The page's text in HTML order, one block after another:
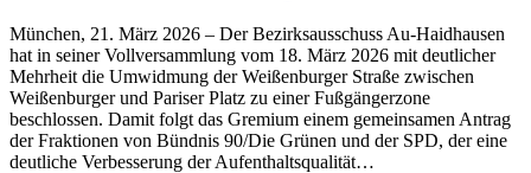
München, 21. März 2026 – Der Bezirksausschuss Au-Haidhausen
hat in seiner Vollversammlung vom 18. März 2026 mit deutlicher
Mehrheit die Umwidmung der Weißenburger Straße zwischen
Weißenburger und Pariser Platz zu einer Fußgängerzone
beschlossen. Damit folgt das Gremium einem gemeinsamen Antrag
der Fraktionen von Bündnis 90/Die Grünen und der SPD, der eine
deutliche Verbesserung der Aufenthaltsqualität…